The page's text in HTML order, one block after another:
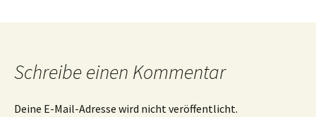
Schreibe einen Kommentar
Deine E-Mail-Adresse wird nicht veröffentlicht.